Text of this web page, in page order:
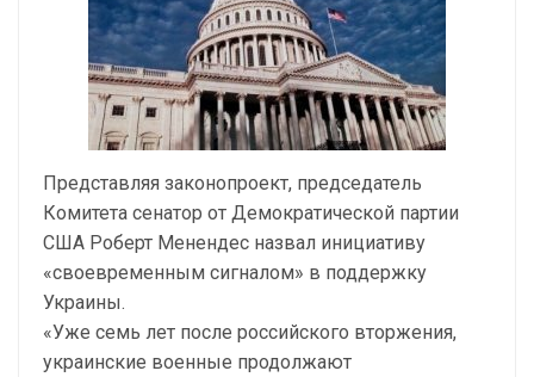
Представляя законопроект, председатель
Комитета сенатор от Демократической партии
США Роберт Менендес назвал инициативу
«своевременным сигналом» в поддержку
Украины.
«Уже семь лет после российского вторжения,
украинские военные продолжают